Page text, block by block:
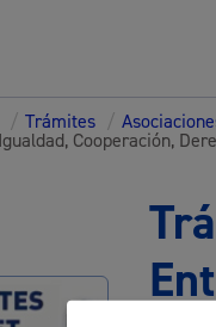
personales
/ Trámites /
Cooperación,